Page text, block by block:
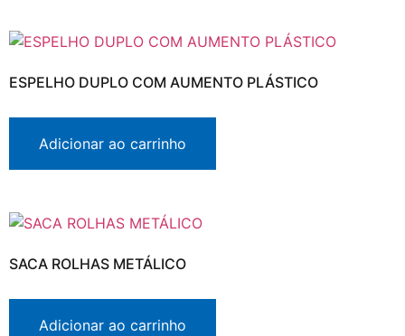
ESPELHO DUPLO COM AUMENTO PLÁSTICO
Adicionar ao carrinho
SACA ROLHAS METÁLICO
Adicionar ao carrinho